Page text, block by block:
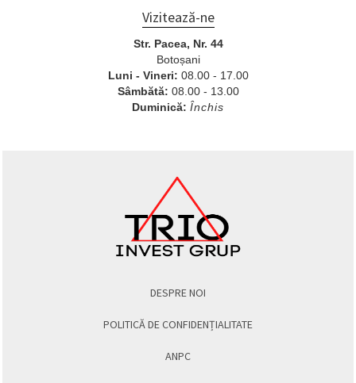
Vizitează-ne
Str. Pacea, Nr. 44
Botoșani
Luni - Vineri: 08.00 - 17.00
Sâmbătă: 08.00 - 13.00
Duminică: Închis
DESPRE NOI
POLITICĂ DE CONFIDENȚIALITATE
ANPC